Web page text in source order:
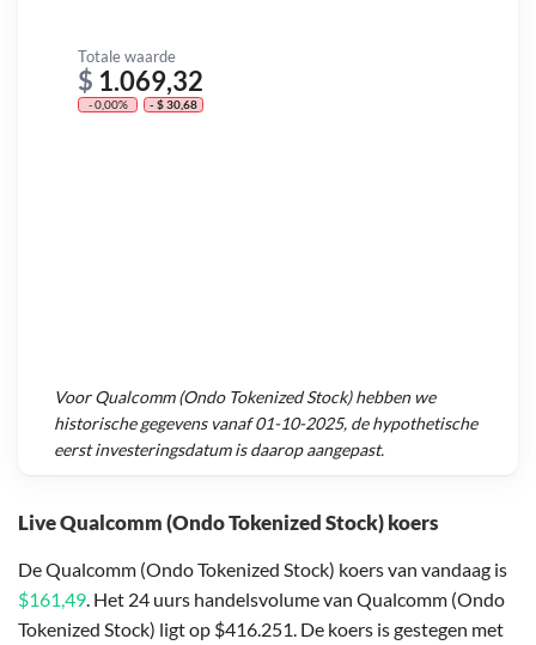
Live Qualcomm (Ondo Tokenized Stock) koers
De Qualcomm (Ondo Tokenized Stock) koers van vandaag is
$161,49. Het 24 uurs handelsvolume van Qualcomm (Ondo
Tokenized Stock) ligt op $416.251. De koers is gestegen met
Totale waarde
$ 1.069,32
- 0,00% - $ 30,68
VoorQualcomm (Ondo Tokenized Stock)hebben we
historische gegevens vanaf01-10-2025, de hypothetische
eerst investeringsdatum is daarop aangepast.